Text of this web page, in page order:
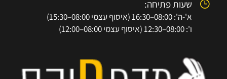
שעות פתיחה:
א'-ה': 08:00–16:30 (איסוף עצמי 08:00–15:30)
ו': 08:00–12:30 (איסוף עצמי 08:00–12:00)